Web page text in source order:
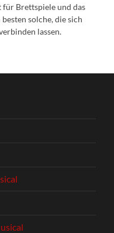
für Brettspiele und das
solche, die sich
lassen.